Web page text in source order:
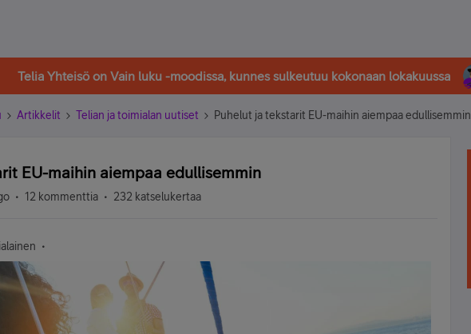
Telia Yhteisö on Vain luku -moodissa, kunnes sulkeutuu kokonaan lokakuussa
Artikkelit Telian ja toimialan uutiset Puhelut ja tekstarit EU-maihin aiempaa edullisemmin
EU-maihin aiempaa edullisemmin
12 kommenttia 232 katselukertaa